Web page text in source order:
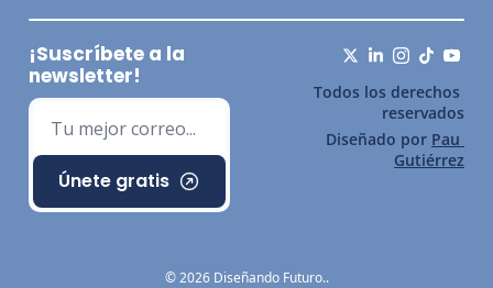
¡Suscríbete a la
newsletter!
Únete gratis
Todos los derechos
reservados
Diseñado por Pau
Gutiérrez
© 2026 Diseñando Futuro..